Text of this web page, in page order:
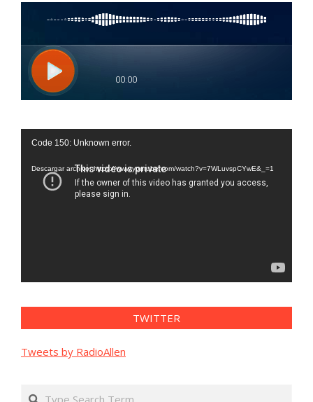
Reproductor
vídeo
Code 150: Unknown error.
Descargar archivo: https://www.youtube.com/watch?v=7WLuvspCYwE&_=1
TWITTER
Tweets by RadioAllen
Search